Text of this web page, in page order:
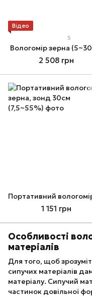
Відео
5
Вологомір зерна
2 508 грн
1 151 грн
Особливості
матеріалів
Для того, щоб
сипучих матеріалів
матеріалу. Сипучий
частинок довільної